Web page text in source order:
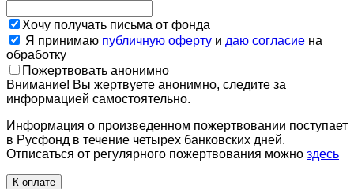
Хочу получать письма от фонда
Я принимаю публичную оферту и даю согласие на
обработку
Пожертвовать анонимно
Внимание! Вы жертвуете анонимно, следите за
информацией самостоятельно.
Информация о произведенном пожертвовании поступает
в Русфонд в течение четырех банковских дней.
Отписаться от регулярного пожертвования можно здесь
К оплате